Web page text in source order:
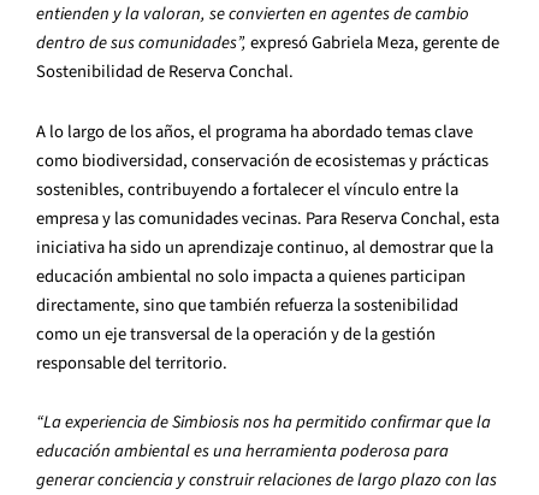
entienden y la valoran, se convierten en agentes de cambio
dentro de sus comunidades”, expresó Gabriela Meza, gerente de
Sostenibilidad de Reserva Conchal.
A lo largo de los años, el programa ha abordado temas clave
como biodiversidad, conservación de ecosistemas y prácticas
sostenibles, contribuyendo a fortalecer el vínculo entre la
empresa y las comunidades vecinas. Para Reserva Conchal, esta
iniciativa ha sido un aprendizaje continuo, al demostrar que la
educación ambiental no solo impacta a quienes participan
directamente, sino que también refuerza la sostenibilidad
como un eje transversal de la operación y de la gestión
responsable del territorio.
“La experiencia de Simbiosis nos ha permitido confirmar que la
educación ambiental es una herramienta poderosa para
generar conciencia y construir relaciones de largo plazo con las